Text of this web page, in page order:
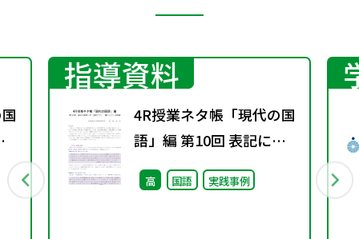
指導資料
4R授業ネタ帳「現代の国
語」編 第10回 表記に着
目した「読むこと」「書
くこと」の指導
高 国語 実践事例